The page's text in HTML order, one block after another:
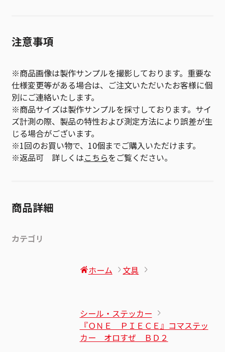
注意事項
※商品画像は製作サンプルを撮影しております。重要な
仕様変更等がある場合は、ご注文いただいたお客様に個
別にご連絡いたします。
※商品サイズは製作サンプルを採寸しております。サイ
ズ計測の際、製品の特性および測定方法により誤差が生
じる場合がございます。
※1回のお買い物で、10個までご購入いただけます。
※返品可 詳しくはこちらをご覧ください。
商品詳細
カテゴリ
ホーム 文具
シール・ステッカー
『ＯＮＥ ＰＩＥＣＥ』コマステッ
カー オロすぜ ＢＤ２